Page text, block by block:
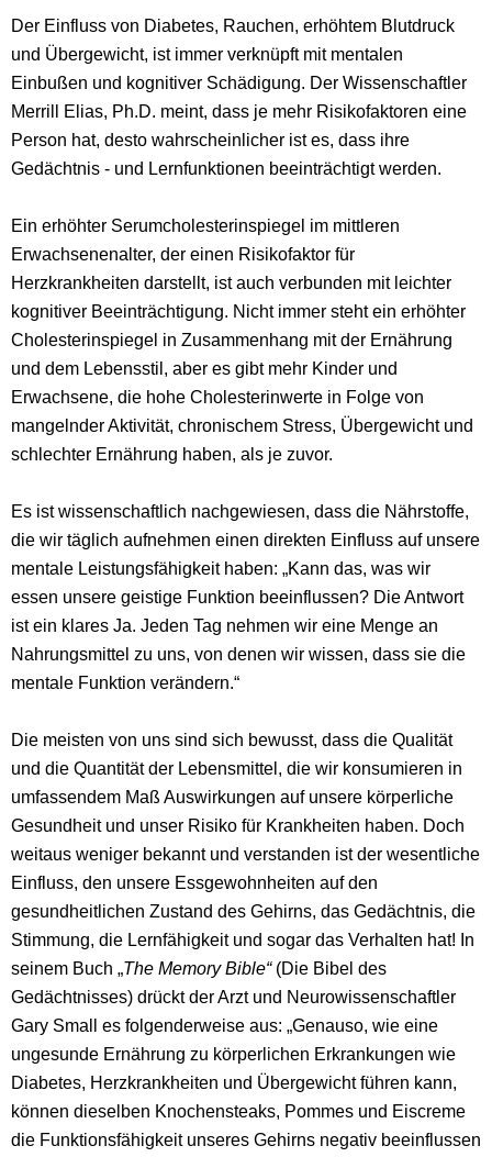
Der Einfluss von Diabetes, Rauchen, erhöhtem Blutdruck
und Übergewicht, ist immer verknüpft mit mentalen
Einbußen und kognitiver Schädigung. Der Wissenschaftler
Merrill Elias, Ph.D. meint, dass je mehr Risikofaktoren eine
Person hat, desto wahrscheinlicher ist es, dass ihre
Gedächtnis - und Lernfunktionen beeinträchtigt werden.
Ein erhöhter Serumcholesterinspiegel im mittleren
Erwachsenenalter, der einen Risikofaktor für
Herzkrankheiten darstellt, ist auch verbunden mit leichter
kognitiver Beeinträchtigung. Nicht immer steht ein erhöhter
Cholesterinspiegel in Zusammenhang mit der Ernährung
und dem Lebensstil, aber es gibt mehr Kinder und
Erwachsene, die hohe Cholesterinwerte in Folge von
mangelnder Aktivität, chronischem Stress, Übergewicht und
schlechter Ernährung haben, als je zuvor.
Es ist wissenschaftlich nachgewiesen, dass die Nährstoffe,
die wir täglich aufnehmen einen direkten Einfluss auf unsere
mentale Leistungsfähigkeit haben: „Kann das, was wir
essen unsere geistige Funktion beeinflussen? Die Antwort
ist ein klares Ja. Jeden Tag nehmen wir eine Menge an
Nahrungsmittel zu uns, von denen wir wissen, dass sie die
mentale Funktion verändern.“
Die meisten von uns sind sich bewusst, dass die Qualität
und die Quantität der Lebensmittel, die wir konsumieren in
umfassendem Maß Auswirkungen auf unsere körperliche
Gesundheit und unser Risiko für Krankheiten haben. Doch
weitaus weniger bekannt und verstanden ist der wesentliche
Einfluss, den unsere Essgewohnheiten auf den
gesundheitlichen Zustand des Gehirns, das Gedächtnis, die
Stimmung, die Lernfähigkeit und sogar das Verhalten hat! In
seinem Buch „The Memory Bible“ (Die Bibel des
Gedächtnisses) drückt der Arzt und Neurowissenschaftler
Gary Small es folgenderweise aus: „Genauso, wie eine
ungesunde Ernährung zu körperlichen Erkrankungen wie
Diabetes, Herzkrankheiten und Übergewicht führen kann,
können dieselben Knochensteaks, Pommes und Eiscreme
die Funktionsfähigkeit unseres Gehirns negativ beeinflussen